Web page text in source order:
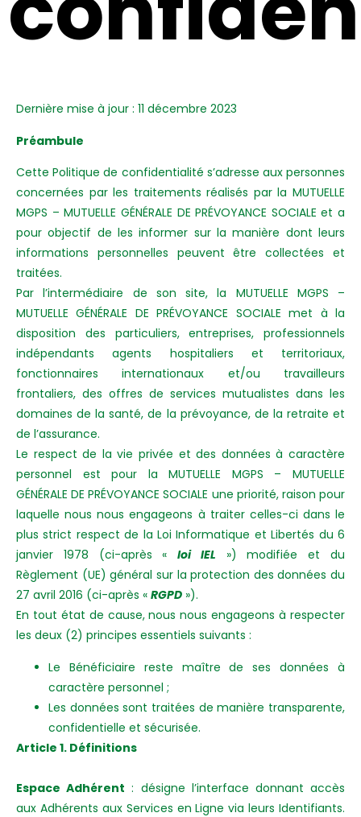
Dernière mise à jour : 11 décembre 2023
Préambule
Cette Politique de confidentialité s’adresse aux personnes
concernées par les traitements réalisés par la MUTUELLE
MGPS – MUTUELLE GÉNÉRALE DE PRÉVOYANCE SOCIALE et a
pour objectif de les informer sur la manière dont leurs
informations personnelles peuvent être collectées et
traitées.
Par l’intermédiaire de son site, la MUTUELLE MGPS –
MUTUELLE GÉNÉRALE DE PRÉVOYANCE SOCIALE met à la
disposition des particuliers, entreprises, professionnels
indépendants agents hospitaliers et territoriaux,
fonctionnaires internationaux et/ou travailleurs
frontaliers, des offres de services mutualistes dans les
domaines de la santé, de la prévoyance, de la retraite et
de l’assurance.
Le respect de la vie privée et des données à caractère
personnel est pour la MUTUELLE MGPS – MUTUELLE
GÉNÉRALE DE PRÉVOYANCE SOCIALE une priorité, raison pour
laquelle nous nous engageons à traiter celles-ci dans le
plus strict respect de la Loi Informatique et Libertés du 6
janvier 1978 (ci-après «loi IEL ») modifiée et du
Règlement (UE) général sur la protection des données du
27 avril 2016 (ci-après « RGPD »).
En tout état de cause, nous nous engageons à respecter
les deux (2) principes essentiels suivants :
Le Bénéficiaire reste maître de ses données à
caractère personnel ;
Les données sont traitées de manière transparente,
confidentielle et sécurisée.
Article 1. Définitions
Espace Adhérent : désigne l’interface donnant accès
aux Adhérents aux Services en Ligne via leurs Identifiants.